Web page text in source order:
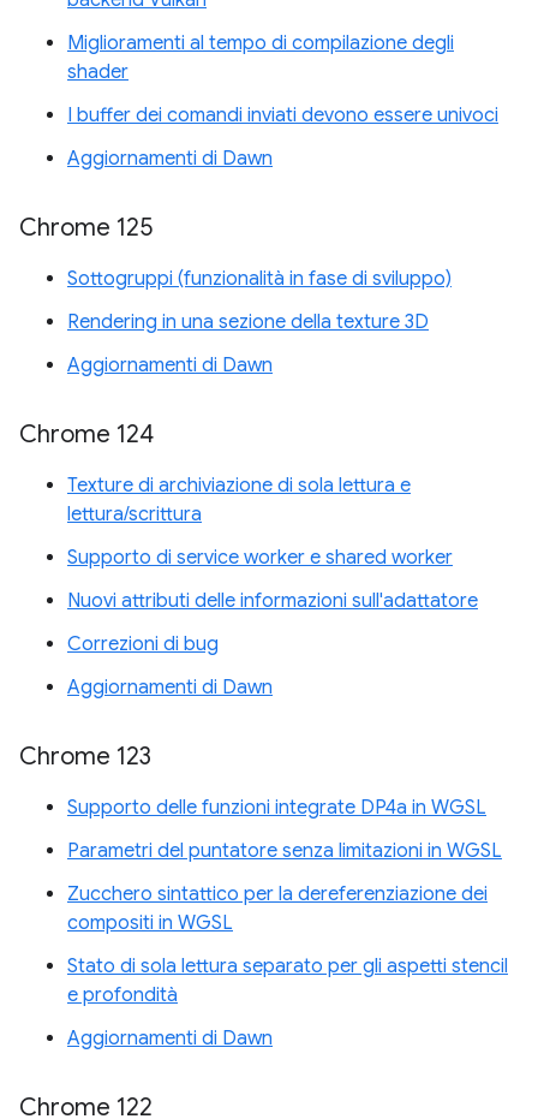
Miglioramenti al tempo di compilazione degli
shader
I buffer dei comandi inviati devono essere univoci
Aggiornamenti di Dawn
Chrome 125
Sottogruppi (funzionalità in fase di sviluppo)
Rendering in una sezione della texture 3D
Aggiornamenti di Dawn
Chrome 124
Texture di archiviazione di sola lettura e
lettura/scrittura
Supporto di service worker e shared worker
Nuovi attributi delle informazioni sull'adattatore
Correzioni di bug
Aggiornamenti di Dawn
Chrome 123
Supporto delle funzioni integrate DP4a in WGSL
Parametri del puntatore senza limitazioni in WGSL
Zucchero sintattico per la dereferenziazione dei
compositi in WGSL
Stato di sola lettura separato per gli aspetti stencil
e profondità
Aggiornamenti di Dawn
Chrome 122